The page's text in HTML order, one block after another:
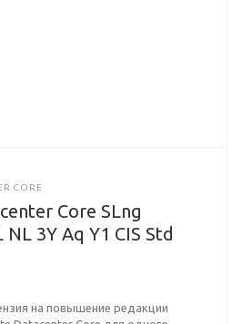
CORE
Core SLng
NL 3Y Aq Y1 CIS Std
на повышение редакции